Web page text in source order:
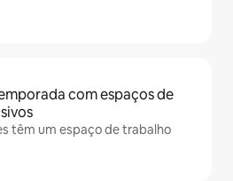
com espaços de
têm um espaço de trabalho